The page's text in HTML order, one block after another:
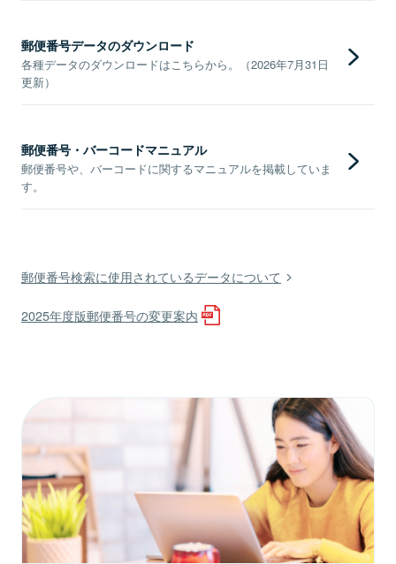
郵便番号データのダウンロード
各種データのダウンロードはこちらから。（2026年7月31日
更新）
郵便番号・バーコードマニュアル
郵便番号や、バーコードに関するマニュアルを掲載していま
す。
郵便番号検索に使用されているデータについて
2025年度版郵便番号の変更案内